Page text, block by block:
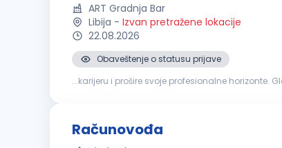
ART Gradnja Bar
Libija - Izvan pretražene lokacije
22.08.2026
Obaveštenje o statusu prijave
...karijeru i prošire svoje profesionalne horizonte. Glavni računovođa Ključne odgovornosti
Računovođa